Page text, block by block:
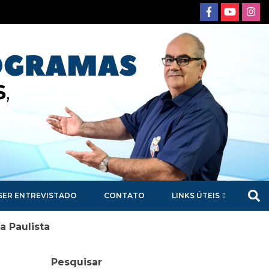
ENTREVISTADO CONTATO LINKS ÚTEIS
Paulista
Pesquisar